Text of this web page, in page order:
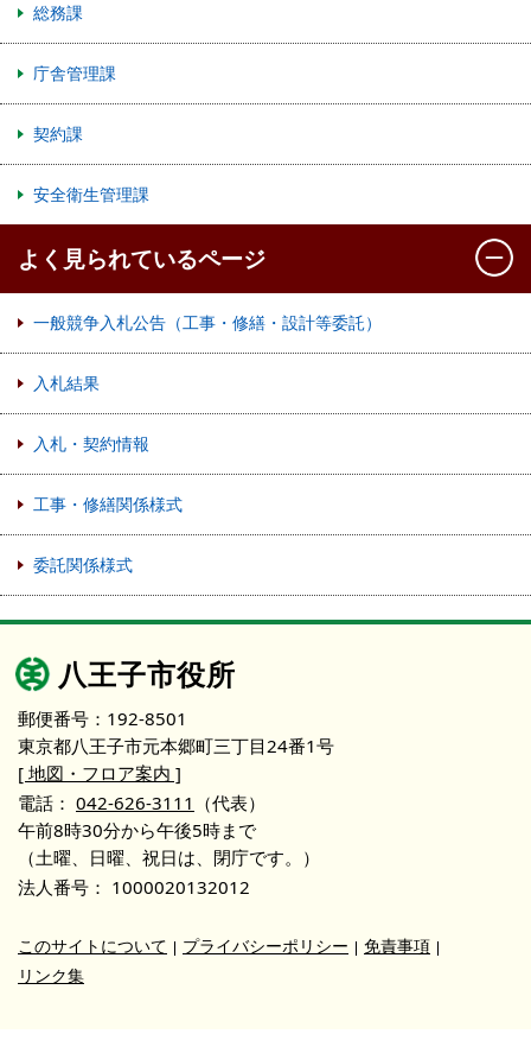
総務課
庁舎管理課
契約課
安全衛生管理課
よく見られているページ
一般競争入札公告（工事・修繕・設計等委託）
入札結果
入札・契約情報
工事・修繕関係様式
委託関係様式
八王子市役所
郵便番号：192-8501
東京都八王子市元本郷町三丁目24番1号
[ 地図・フロア案内 ]
電話： 042-626-3111 （代表）
午前8時30分から午後5時まで
（土曜、日曜、祝日は、閉庁です。）
法人番号： 1000020132012
このサイトについて プライバシーポリシー
免責事項
リンク集